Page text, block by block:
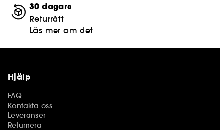
30 dagars
Returrätt
Läs mer om det
Hjälp
FAQ
Kontakta oss
Leveranser
Returnera